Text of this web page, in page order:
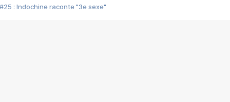
#25 : Indochine raconte "3e sexe"